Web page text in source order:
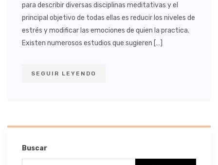
para describir diversas disciplinas meditativas y el
principal objetivo de todas ellas es reducir los niveles de
estrés y modificar las emociones de quien la practica.
Existen numerosos estudios que sugieren […]
SEGUIR LEYENDO
Buscar